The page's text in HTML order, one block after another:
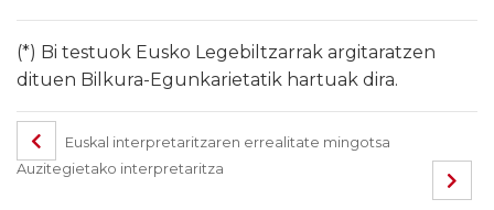
(*) Bi testuok Eusko Legebiltzarrak argitaratzen
dituen Bilkura-Egunkarietatik hartuak dira.
Euskal interpretaritzaren errealitate mingotsa
Auzitegietako interpretaritza